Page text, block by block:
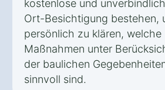
kostenlose und
Ort-Besichtigung bestehen,
persönlich zu klären, welche
Maßnahmen unter
der baulichen
sinnvoll sind.